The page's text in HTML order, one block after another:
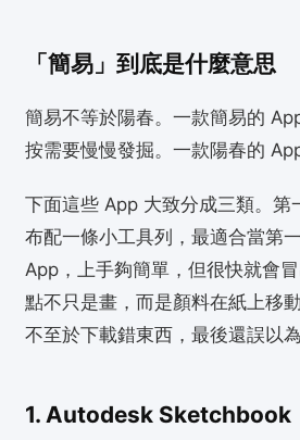
「簡易」到底是什麼意思
簡易不等於陽春。一款簡易的
按需要慢慢發掘。一款陽春的
下面這些 App 大致分成三類。
布配一條小工具列，最適合當第
App，上手夠簡單，但很快就會
點不只是畫，而是顏料在紙上移
不至於下載錯東西，最後還誤以
1. Autodesk Sketchbook